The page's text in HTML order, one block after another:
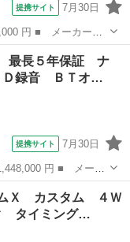
提携サイト 7月30日
グレード名： Ｌ
助手席エアバッグ
最長５年保証 ナ
録音 ＢＴオ…
提携サイト 7月30日
ード名： ローブ
ＢＴオ－ディオ
ムＸ カスタム ４Ｗ
タイミング…